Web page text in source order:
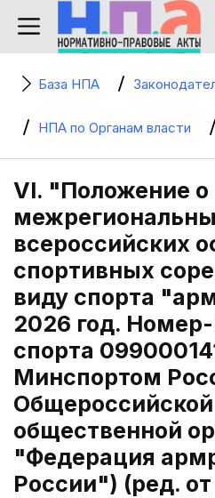
База НПА
НПА по Органам власти
VI. "Положение о
всероссийских
спортивных
виду спорта
2026 год.
спорта
Минспортом
Общероссийской
общественной
"Федерация
России") (ред.